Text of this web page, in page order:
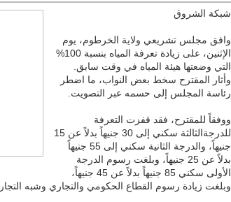
شبكة الشروق
وافق مجلس تشريعي ولاية الخرطوم، يوم
الإثنين، على زيادة تعرفة المياه بنسبة 100%
التي وضعتها هيئة المياه في وقت سابق.
وأثار المقترح سخط بعض النواب، ما اضطر
رئاسة المجلس إلى حسمه عبر التصويت.
ووفقاً للمقترح، فقد قفزت ﺍﻟﺘﻌﺮﻓﺔ
ﻟﻠﺪﺭﺟﺔﺍﻟﺜﺎﻟﺜﺔ ﺳﻜﻨﻲ إلى 30 ﺟﻨﻴﻬﺎً ﺑﺪﻻً ﻋﻦ 15
جنيهاً، وﺍﻟﺪﺭﺟﺔ ﺍﻟﺜﺎﻧﻴﺔ ﺳﻜﻨﻲ إلى 55 ﺟﻨﻴﻬﺎً
ﺑﺪﻻً ﻋﻦ 25 جنيهاً، ﻭﺑﻠﻐﺖ ﺭﺳﻮﻡ ﺍﻟﺪﺭﺟﺔ
ﺍلأﻭﻟﻰ ﺳﻜﻨﻲ 85 ﺟﻨﻴﻬﺎً ﺑﺪﻻً ﻋﻦ 45 جنيهاً،
ﻭﺑﻠﻐﺖ ﺯﻳﺎﺩﺓ ﺭﺳﻮﻡ ﺍﻟﻘﻄﺎﻉ ﺍﻟﺤﻜﻮﻣﻲ ﻭﺍﻟﺘﺠﺎﺭﻱ ﻭﺷﺒﻪ